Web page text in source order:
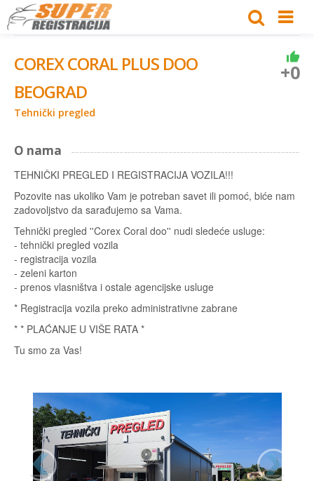
COREX CORAL PLUS DOO
BEOGRAD
Tehnički pregled
+0
O nama
TEHNIČKI PREGLED I REGISTRACIJA VOZILA!!!
Pozovite nas ukoliko Vam je potreban savet ili pomoć, biće nam
zadovoljstvo da sarađujemo sa Vama.
Tehnički pregled ''Corex Coral doo'' nudi sledeće usluge:
- tehnički pregled vozila
- registracija vozila
- zeleni karton
- prenos vlasništva i ostale agencijske usluge
* Registracija vozila preko administrativne zabrane
* * PLAĆANJE U VIŠE RATA *
Tu smo za Vas!